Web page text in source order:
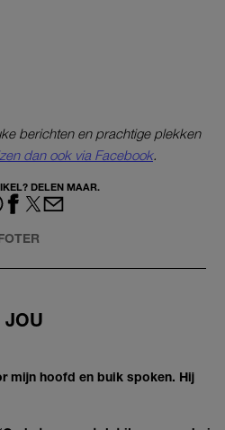
berichten en prachtige plekken
dan ook via Facebook.
DELEN MAAR.
JOU
mijn hoofd en buik spoken. Hij